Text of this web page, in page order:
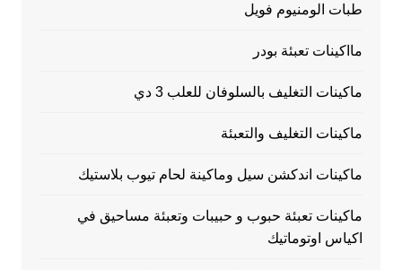
طبات الومنيوم فويل
مااكينات تعبئة بودر
ماكينات التغليف بالسلوفان للعلب 3 دي
ماكينات التغليف والتعبئة
ماكينات اندكشن سيل وماكينة لحام تيوب بلاستيك
ماكينات تعبئة حبوب و حبيبات وتعبئة مساحيق في
اكياس اوتوماتيك